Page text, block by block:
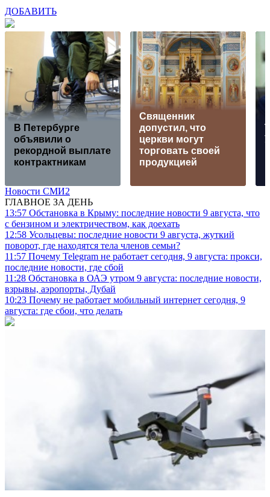
ДОБАВИТЬ
В Петербурге
объявили о
рекордной выплате
контрактникам
Священник
допустил, что
церкви могут
торговать своей
продукцией
Новости СМИ2
ГЛАВНОЕ ЗА ДЕНЬ
13:57 Обстановка в Крыму: последние новости 9 августа, что
с бензином и электричеством, как доехать
12:58 Усольцевы: последние новости 9 августа, жуткий
поворот, где находятся тела членов семьи?
11:57 Почему Telegram не работает сегодня, 9 августа: прокси,
последние новости, где сбой
11:28 Обстановка в ОАЭ утром 9 августа: последние новости,
взрывы, аэропорты, Дубай
10:23 Почему не работает мобильный интернет сегодня, 9
августа: где сбои, что делать